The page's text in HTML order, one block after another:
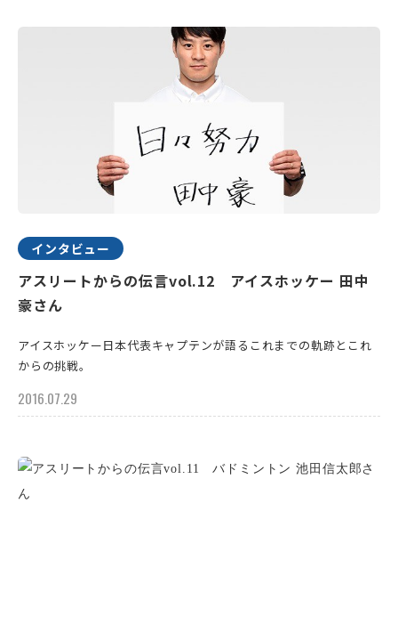
インタビュー
アスリートからの伝言vol.12 アイスホッケー 田中
豪さん
アイスホッケー日本代表キャプテンが語るこれまでの軌跡とこれ
からの挑戦。
2016.07.29